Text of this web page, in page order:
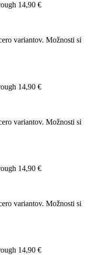
14,90 €
variantov. Možnosti si
14,90 €
variantov. Možnosti si
14,90 €
variantov. Možnosti si
14,90 €